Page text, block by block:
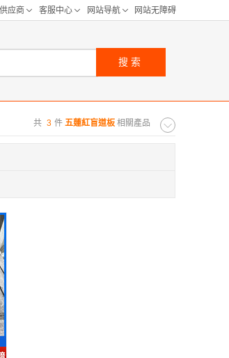
共 3 件 五蓮紅盲道板 相關產品
搜索